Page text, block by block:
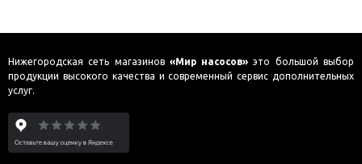
Нижегородская сеть магазинов «Мир насосов» это большой выбор
продукции высокого качества и современный сервис дополнительных
услуг.